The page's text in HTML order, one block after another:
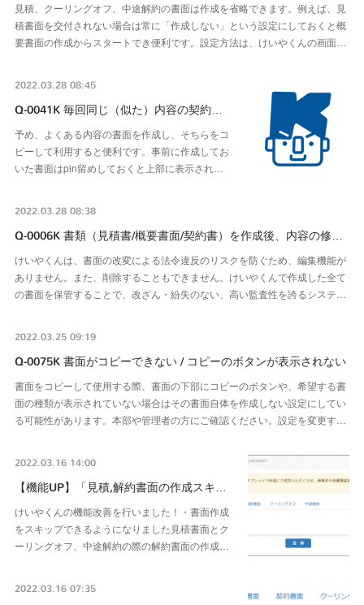
見積、クーリングオフ、中途解約の書面は作成を省略できます。例えば、見
積書面を交付されない場合は常に「作成しない」という設定にしておくと概
要書面の作成からスタートでき便利です。設定方法は、けいやくんの画面…
2022.03.28 08:45
Q-0041K 毎回同じ（似た）内容の契約…
予め、よくある内容の書面を作成し、そちらをコ
ピーして利用すると便利です。事前に作成してお
いた書面はpin留めしておくと上部に表示され…
2022.03.28 08:38
Q-0006K 書類（見積書/概要書面/契約書）を作成後、内容の修…
けいやくんは、書面の改変による法令違反のリスクを防ぐため、編集機能が
ありません。また、削除することもできません。けいやくんで作成した全て
の書面を保管することで、改ざん・紛失のない、高い監査性を誇るシステ…
2022.03.25 09:19
Q-0075K 書面がコピーできない / コピーのボタンが表示されない
書面をコピーして使用する際、書面の下部にコピーのボタンや、希望する書
面の種類が表示されていない場合はその書面自体を作成しない設定にしてい
る可能性があります。本部や管理者の方にご確認ください。設定を変更す…
2022.03.16 14:00
【機能UP】「見積,解約書面の作成スキ…
けいやくんの機能改善を行いました！・書面作成
をスキップできるようになりました見積書面とク
ーリングオフ、中途解約の際の解約書面の作成…
2022.03.16 07:35